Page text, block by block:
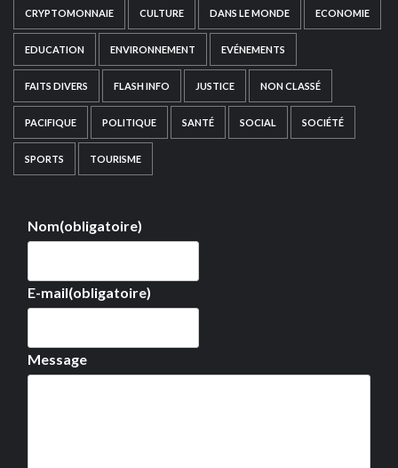
CRYPTOMONNAIE CULTURE DANS LE MONDE ECONOMIE
EDUCATION ENVIRONNEMENT EVÉNEMENTS
FAITS DIVERS FLASH INFO JUSTICE NON CLASSÉ
PACIFIQUE POLITIQUE SANTÉ SOCIAL SOCIÉTÉ
SPORTS TOURISME
Nom(obligatoire)
E-mail(obligatoire)
Message